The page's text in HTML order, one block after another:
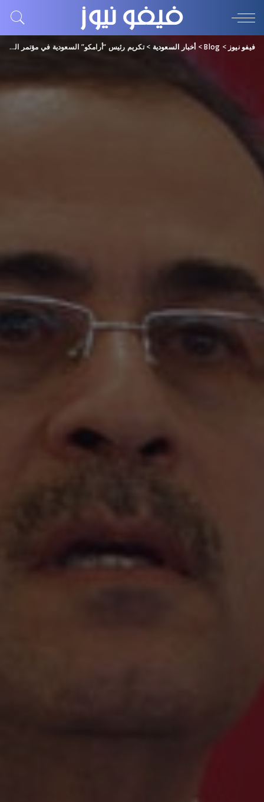
فيفو نيوز >
Blog
> أخبار السعودية >تكريم رئيس “أرامكو” السعودية في مؤتمر البترول العالمي